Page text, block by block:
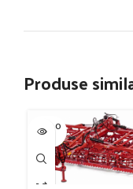
Produse
SOLD O
UT